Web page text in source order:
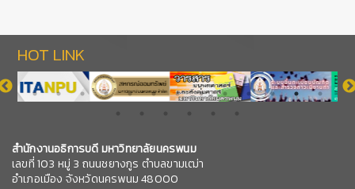
HOT LINK
สำนักงานอธิการบดี มหาวิทยาลัยนครพนม
เลขที่ 103 หมู่ 3 ถนนชยางกูร ตำบลขามเฒ่า
อำเภอเมือง จังหวัดนครพนม 48000